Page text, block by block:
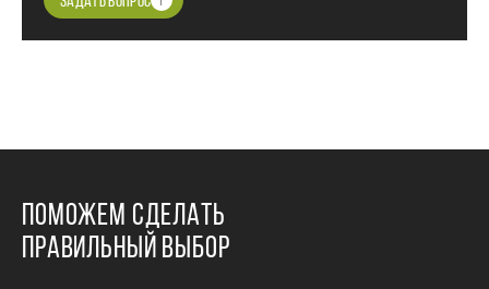
ПОМОЖЕМ СДЕЛАТЬ
ПРАВИЛЬНЫЙ ВЫБОР